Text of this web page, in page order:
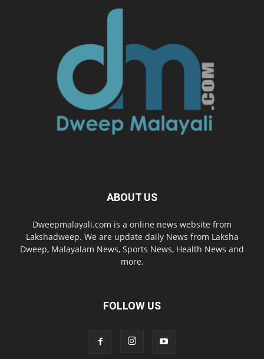
ABOUT US
Dweepmalayali.com is a online news website from
Lakshadweep. We are update daily News from Laksha
Dweep, Malayalam News, Sports News, Health News and
more.
FOLLOW US